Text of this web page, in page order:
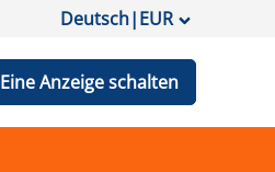
Deutsch|EUR
Eine Anzeige schalten